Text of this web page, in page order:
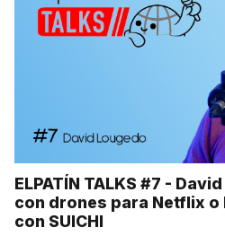
ELPATÍN TALKS #7 -
con drones para Netflix
con SUICHI